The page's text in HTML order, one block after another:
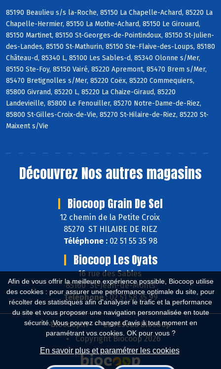
Afin de vous offrir la meilleure expérience possible, Biocoop utilise
des cookies : pour assurer une performance optimale du site, pour
récolter des statistiques afin d'analyser le trafic et la performance
du site et vous proposer une navigation personnalisée en toute
sécurité. Vous pouvez changer d'avis à tout moment en
paramétrant vos cookies. OK pour vous ?
En savoir plus et paramétrer les cookies
85190 Beaulieu s/s la-Roche, 85150 La Chapelle-Achard, 85220 La
Chapelle-Hermier, 85150 La Mothe-Achard, 85150 Le Girouard,
85150 Martinet, 85150 St-Georges-de-Pointindoux, 85150 St-Julien-
des-Landes, 85150 St-Mathurin, 85150 Ste-Flaive-des-Loups, 85180
Château-d, 85340 L, 85100 Les Sables-d, 85340 Olonne s/Mer,
85150 Ste-Foy, 85150 Vairé, 85220 Apremont, 85470 Brem s/Mer,
85470 Bretignolles s/Mer, 85220 Coëx, 85220 Commequiers,
85800 Givrand, 85220 L, 85220 La Chaize-Giraud, 85220
Landevieille, 85800 Le Fenouiller, 85270 Notre-Dame-de-Riez,
85800 St-Gilles-Croix-de-Vie, 85270 St-Hilaire-de-Riez, 85220 St-
Maixent s/Vie
Découvrez Nos autres magasins
Biocoop Grain De Sel
12 chemin de la Petite Croix
85270 ST HILAIRE DE RIEZ
Téléphone : 02 51 55 35 98
Biocoop Les Oyats
16 rue des Sables
85160 St-Jean-de-Monts
Téléphone :02 51 58 35 99
Biocoop.fr
Le réseau Biocoop
Copyright Biocoop 2026